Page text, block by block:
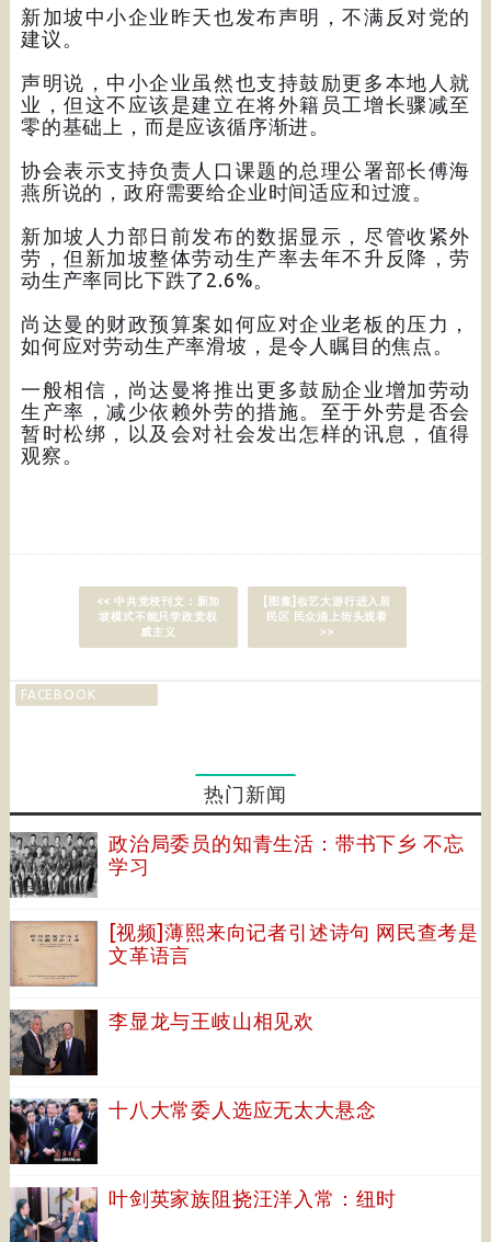
新加坡中小企业昨天也发布声明，不满反对党的
建议。
声明说，中小企业虽然也支持鼓励更多本地人就
业，但这不应该是建立在将外籍员工增长骤减至
零的基础上，而是应该循序渐进。
协会表示支持负责人口课题的总理公署部长傅海
燕所说的，政府需要给企业时间适应和过渡。
新加坡人力部日前发布的数据显示，尽管收紧外
劳，但新加坡整体劳动生产率去年不升反降，劳
动生产率同比下跌了2.6%。
尚达曼的财政预算案如何应对企业老板的压力，
如何应对劳动生产率滑坡，是令人瞩目的焦点。
一般相信，尚达曼将推出更多鼓励企业增加劳动
生产率，减少依赖外劳的措施。至于外劳是否会
暂时松绑，以及会对社会发出怎样的讯息，值得
观察。
<< 中共党校刊文：新加
坡模式不能只学政党权
威主义
[图集]妆艺大游行进入居
民区 民众涌上街头观看
>>
FACEBOOK
热门新闻
政治局委员的知青生活：带书下乡 不忘
学习
[视频]薄熙来向记者引述诗句 网民查考是
文革语言
李显龙与王岐山相见欢
十八大常委人选应无太大悬念
叶剑英家族阻挠汪洋入常：纽时